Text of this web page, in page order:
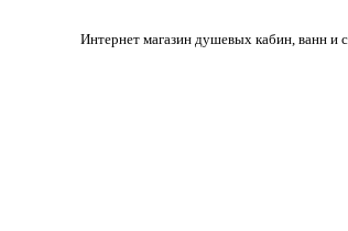
Интернет магазин душевых кабин, ванн и